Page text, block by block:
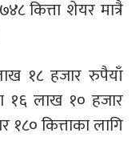
कित्ता शेयर मात्रै
१८ हजार रुपैयाँ
१६ लाख १० हजार
कित्ताका लागि